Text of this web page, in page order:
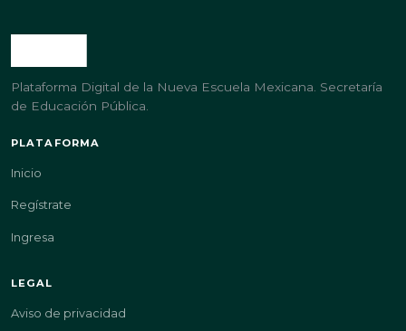
Plataforma Digital de la Nueva Escuela Mexicana. Secretaría
de Educación Pública.
PLATAFORMA
Inicio
Regístrate
Ingresa
LEGAL
Aviso de privacidad